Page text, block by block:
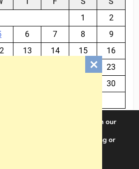
1
2
6 7 8
9
13 14 15
16
23
30
Powered By
you the best experience on our
which cookies we are using or